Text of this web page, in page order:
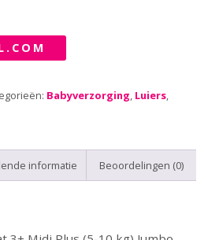
Babyverzorging, Luiers,
informatie Beoordelingen (0)